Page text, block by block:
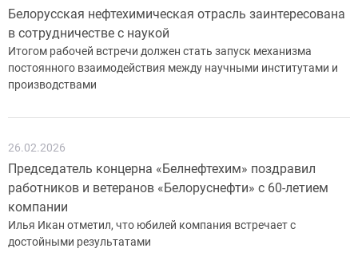
Белорусская нефтехимическая отрасль заинтересована
в сотрудничестве с наукой
Итогом рабочей встречи должен стать запуск механизма
постоянного взаимодействия между научными институтами и
производствами
26.02.2026
Председатель концерна «Белнефтехим» поздравил
работников и ветеранов «Белоруснефти» с 60-летием
компании
Илья Икан отметил, что юбилей компания встречает с
достойными результатами